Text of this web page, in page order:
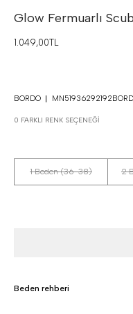
Glow Fermuarlı
1.049,00TL
BORDO
0 FARKLI RENK SEÇENEĞI
1 Beden (36-38) 2
Beden rehberi